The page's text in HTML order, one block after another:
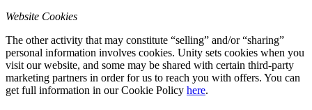
Website Cookies
The other activity that may constitute “selling” and/or “sharing”
personal information involves cookies. Unity sets cookies when you
visit our website, and some may be shared with certain third-party
marketing partners in order for us to reach you with offers. You can
get full information in our Cookie Policy here.